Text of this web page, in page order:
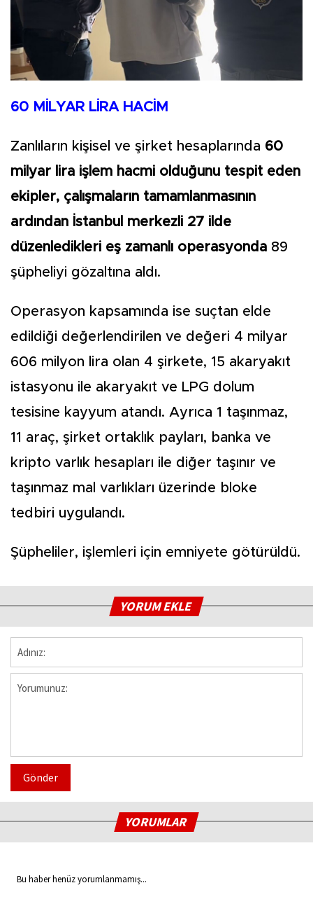
60 MİLYAR LİRA HACİM
Zanlıların kişisel ve şirket hesaplarında 60
milyar lira işlem hacmi olduğunu tespit eden
ekipler, çalışmaların tamamlanmasının
ardından İstanbul merkezli 27 ilde
düzenledikleri eş zamanlı operasyonda 89
şüpheliyi gözaltına aldı.
Operasyon kapsamında ise suçtan elde
edildiği değerlendirilen ve değeri 4 milyar
606 milyon lira olan 4 şirkete, 15 akaryakıt
istasyonu ile akaryakıt ve LPG dolum
tesisine kayyum atandı. Ayrıca 1 taşınmaz,
11 araç, şirket ortaklık payları, banka ve
kripto varlık hesapları ile diğer taşınır ve
taşınmaz mal varlıkları üzerinde bloke
tedbiri uygulandı.
Şüpheliler, işlemleri için emniyete götürüldü.
YORUM EKLE
Gönder
YORUMLAR
Bu haber henüz yorumlanmamış...